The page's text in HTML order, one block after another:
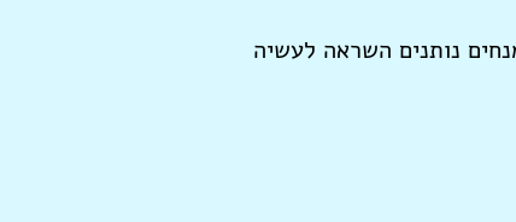
המנחים נותנים השראה לעשיה